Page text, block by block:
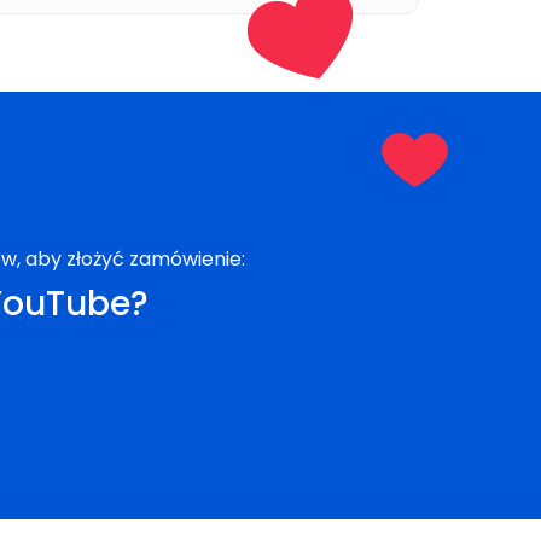
aby złożyć zamówienie:
zamówienia. Upewnij się, że podany link